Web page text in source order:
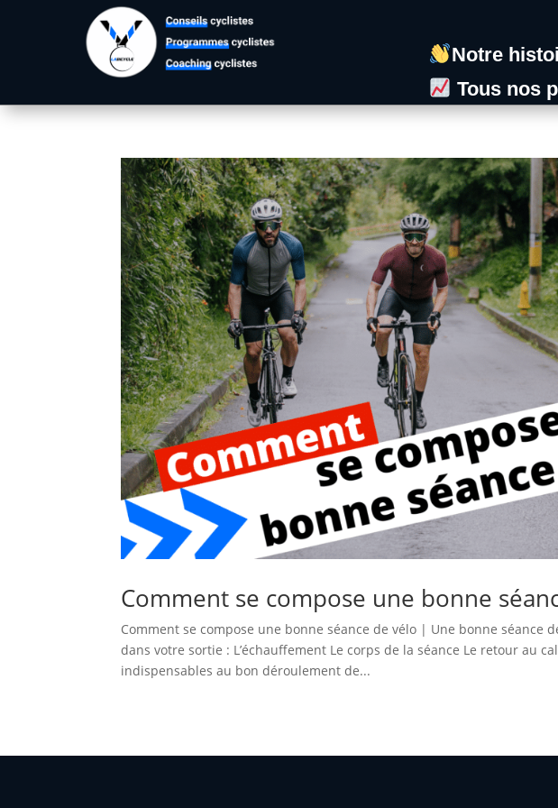
Notre
Tous nos
Comment se compose une bonne
Comment se compose une bonne séance de vélo | Une bonne séance
dans votre sortie : L’échauffement Le corps de la séance Le retour au
indispensables au bon déroulement de...